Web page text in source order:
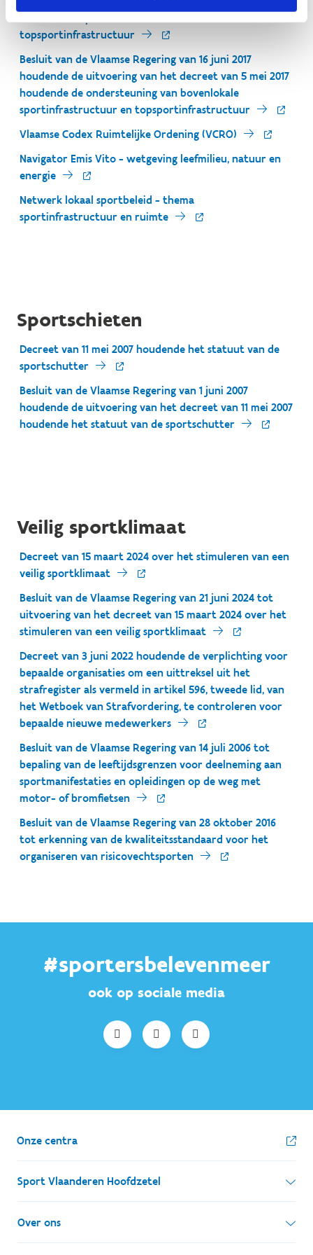
topsportinfrastructuur
Besluit van de Vlaamse Regering van 16 juni 2017
houdende de uitvoering van het decreet van 5 mei 2017
houdende de ondersteuning van bovenlokale
sportinfrastructuur en topsportinfrastructuur
Vlaamse Codex Ruimtelijke Ordening (VCRO)
Navigator Emis Vito - wetgeving leefmilieu, natuur en
energie
Netwerk lokaal sportbeleid - thema
sportinfrastructuur en ruimte
Sportschieten
Decreet van 11 mei 2007 houdende het statuut van de
sportschutter
Besluit van de Vlaamse Regering van 1 juni 2007
houdende de uitvoering van het decreet van 11 mei 2007
houdende het statuut van de sportschutter
Veilig sportklimaat
Decreet van 15 maart 2024 over het stimuleren van een
veilig sportklimaat
Besluit van de Vlaamse Regering van 21 juni 2024 tot
uitvoering van het decreet van 15 maart 2024 over het
stimuleren van een veilig sportklimaat
Decreet van 3 juni 2022 houdende de verplichting voor
bepaalde organisaties om een uittreksel uit het
strafregister als vermeld in artikel 596, tweede lid, van
het Wetboek van Strafvordering, te controleren voor
bepaalde nieuwe medewerkers
Besluit van de Vlaamse Regering van 14 juli 2006 tot
bepaling van de leeftijdsgrenzen voor deelneming aan
sportmanifestaties en opleidingen op de weg met
motor- of bromfietsen
Besluit van de Vlaamse Regering van 28 oktober 2016
tot erkenning van de kwaliteitsstandaard voor het
organiseren van risicovechtsporten
#sportersbelevenmeer
ook op sociale media
Onze centra
Sport Vlaanderen Hoofdzetel
Simon Bolivarlaan 17
1000 Brussel
Over ons